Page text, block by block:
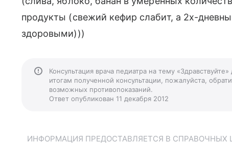
продукты (свежий кефир слабит, а 2х-
здоровыми)))
Консультация врача педиатра на тему
итогам полученной консультации, пожалуйста,
возможных противопоказаний.
Ответ опубликован 11 декабря 2012
ИНФОРМАЦИЯ ПРЕДОСТАВЛЯЕТСЯ В СПРАВОЧНЫХ